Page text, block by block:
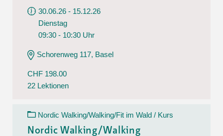
30.06.26 - 15.12.26
Dienstag
09:30 - 10:30 Uhr
Schorenweg 117, Basel
CHF 198.00
22 Lektionen
Nordic Walking/Walking/Fit im Wald / Kurs
Nordic Walking/Walking